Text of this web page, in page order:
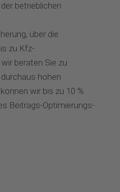
betrieblichen
über die
zu Kfz-
beraten Sie zu
hohen
wir bis zu 10 %
Beitrags-Optimierungs-